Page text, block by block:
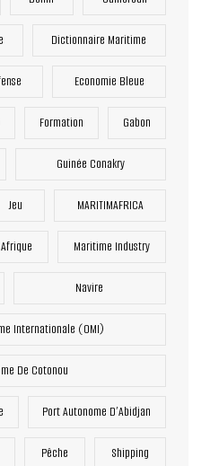
Dictionnaire Maritime
Economie Bleue
Formation Gabon
Guinée Conakry
Jeu MARITIMAFRICA
Maritime Industry
Navire
Internationale (OMI)
De Cotonou
Port Autonome D’Abidjan
Pêche Shipping